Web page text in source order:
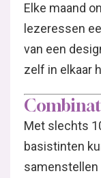
Elke maand
lezeressen
van een
zelf in elkaar
Met slechts
basistinten
samenstellen